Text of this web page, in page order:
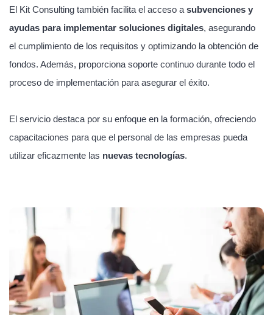
El Kit Consulting también facilita el acceso a subvenciones y
ayudas para implementar soluciones digitales, asegurando
el cumplimiento de los requisitos y optimizando la obtención de
fondos. Además, proporciona soporte continuo durante todo el
proceso de implementación para asegurar el éxito.
El servicio destaca por su enfoque en la formación, ofreciendo
capacitaciones para que el personal de las empresas pueda
utilizar eficazmente las nuevas tecnologías.